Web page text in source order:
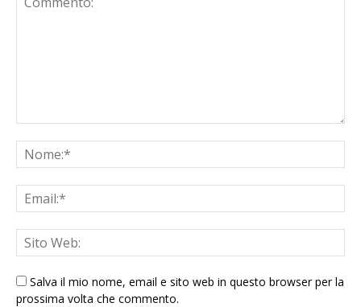
Salva il mio nome, email e sito web in questo browser per la
prossima volta che commento.